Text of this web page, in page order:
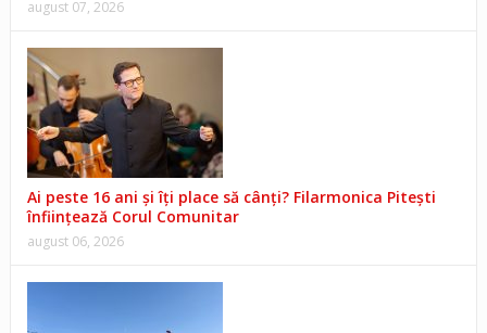
august 07, 2026
Ai peste 16 ani și îți place să cânți? Filarmonica Pitești
înființează Corul Comunitar
august 06, 2026